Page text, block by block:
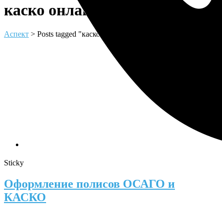
каско онлайн Tag
Аспект > Posts tagged "каско онлайн"
Sticky
Оформление полисов ОСАГО и
КАСКО